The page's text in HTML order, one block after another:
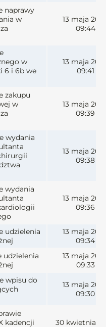
naprawy
w
13 maja
09:44
w
6 i 6b we
13 maja
09:41
zakupu
w
13 maja
09:39
wydania
13 maja
09:38
wydania
13 maja
09:36
udzielenia
13 maja
09:34
udzielenia
13 maja
09:33
wpisu do
13 maja
09:30
kadencji
30 kwietnia